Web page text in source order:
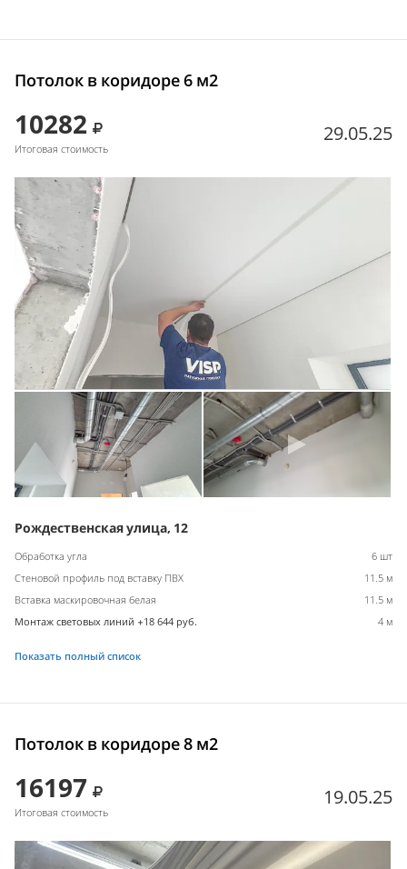
Потолок в коридоре 6 м2
10282
Итоговая стоимость
29.05.25
Рождественская улица, 12
Обработка угла
6 шт
Стеновой профиль под вставку ПВХ
11.5 м
Вставка маскировочная белая
11.5 м
Монтаж световых линий +18 644 руб.
4 м
Показать полный список
Потолок в коридоре 8 м2
16197
Итоговая стоимость
19.05.25